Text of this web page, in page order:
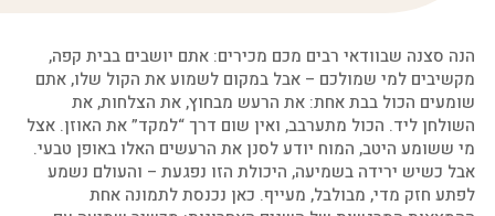
הנה סצנה שבוודאי רבים מכם מכירים: אתם יושבים בבית קפה,
מקשיבים למי שמולכם – אבל במקום לשמוע את הקול שלו, אתם
שומעים הכול בבת אחת: את הרעש מבחוץ, את הצלחות, את
השולחן ליד. הכול מתערבב, ואין שום דרך “למקד” את האוזן. אצל
מי ששומע היטב, המוח יודע לסנן את הרעשים האלו באופן טבעי.
אבל כשיש ירידה בשמיעה, היכולת הזו נפגעת – והעולם נשמע
לפתע חזק מדי, מבולבל, מעייף. כאן נכנסת לתמונה אחת